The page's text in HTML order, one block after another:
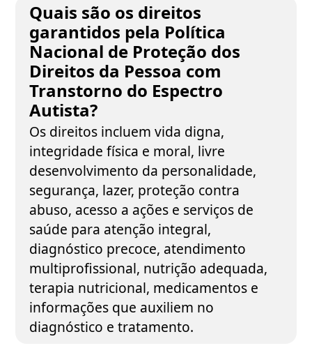
Quais são os direitos
garantidos pela Política
Nacional de Proteção dos
Direitos da Pessoa com
Transtorno do Espectro
Autista?
Os direitos incluem vida digna,
integridade física e moral, livre
desenvolvimento da personalidade,
segurança, lazer, proteção contra
abuso, acesso a ações e serviços de
saúde para atenção integral,
diagnóstico precoce, atendimento
multiprofissional, nutrição adequada,
terapia nutricional, medicamentos e
informações que auxiliem no
diagnóstico e tratamento.